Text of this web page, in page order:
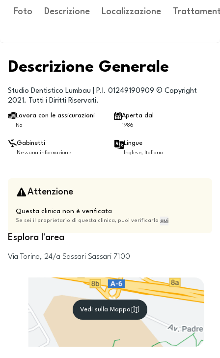
Foto Descrizione Localizzazione
Descrizione Generale
Studio Dentistico Lumbau | P.I. 01249190909 © Copyright
2021. Tutti i Diritti Riservati.
Lavora con le assicurazioni
No
Aperta dal
1986
Gabinetti
Nessuna informazione
Lingue
Inglese, Italiano
Attenzione
Questa clinica non è verificata
Se sei il proprietario di questa clinica, puoi verificarla qui
Esplora l'area
Via Torino, 24/a Sassari Sassari 7100
Vedi sulla Mappa